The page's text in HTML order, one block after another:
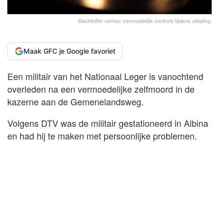
Slachtoffer verloor vermoedelijk controle tijdens afdaling.
Maak GFC je Google favoriet
Een militair van het Nationaal Leger is vanochtend
overleden na een vermoedelijke zelfmoord in de
kazerne aan de Gemenelandsweg.
Volgens DTV was de militair gestationeerd in Albina
en had hij te maken met persoonlijke problemen.